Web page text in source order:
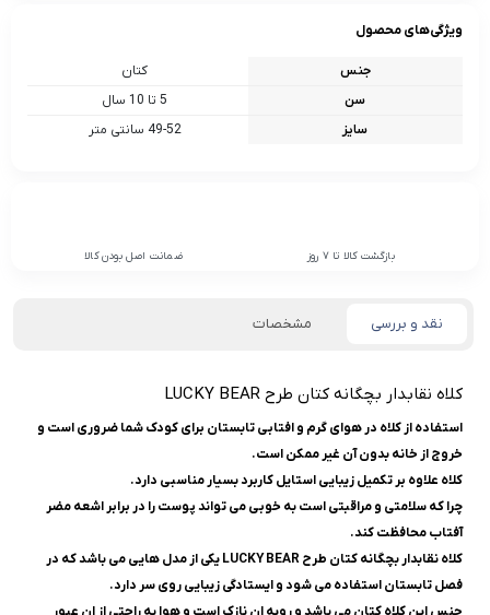
ویژگی‌های محصول
جنس
کتان
سن
5 تا 10 سال
سایز
49-52 سانتی متر
بازگشت کالا تا 7 روز ضمانت اصل بودن کالا
نقد و بررسی مشخصات
کلاه نقابدار بچگانه کتان طرح LUCKY BEAR
استفاده از کلاه در هوای گرم و افتابی تابستان برای کودک شما ضروری است و
خروج از خانه بدون آن غیر ممکن است.
کلاه علاوه بر تکمیل زیبایی استایل کاربرد بسیار مناسبی دارد.
چرا که سلامتی و مراقبتی است به خوبی می تواند پوست را در برابر اشعه مضر
آفتاب محافظت کند.
کلاه نقابدار بچگانه کتان طرح LUCKY BEAR یکی از مدل هایی می باشد که در
فصل تابستان استفاده می شود و ایستادگی زیبایی روی سر دارد.